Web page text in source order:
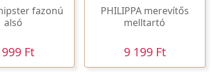
fazonú
alsó
Ft
PHILIPPA merevítős
melltartó
9 199 Ft